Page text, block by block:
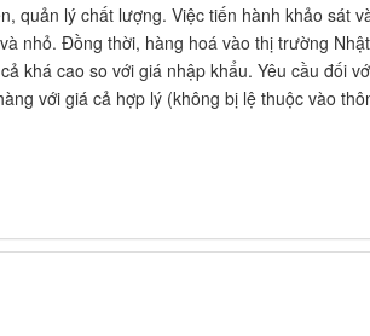
quản lý chất lượng. Việc tiến hành khảo sát
nhỏ. Đồng thời, hàng hoá vào thị trường
khá cao so với giá nhập khẩu. Yêu cầu đối
với giá cả hợp lý (không bị lệ thuộc vào